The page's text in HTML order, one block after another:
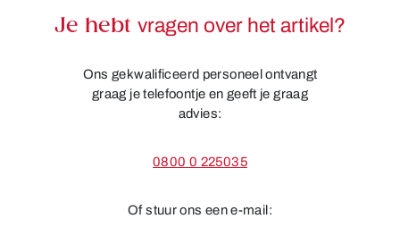
Je hebt vragen over het artikel?
Ons gekwalificeerd personeel ontvangt
graag je telefoontje en geeft je graag
advies:
0800 0 225035
Of stuur ons een e-mail: